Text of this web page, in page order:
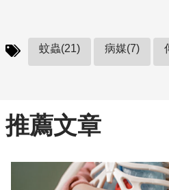
蚊蟲(21) 病媒(7)
推薦文章